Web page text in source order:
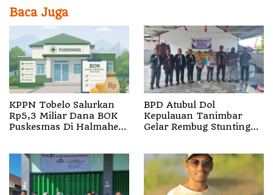
Baca Juga
KPPN Tobelo Salurkan
Rp5,3 Miliar Dana BOK
Puskesmas Di Halmahera
BPD Atubul Dol
Kepulauan Tanimbar
Gelar Rembug Stunting